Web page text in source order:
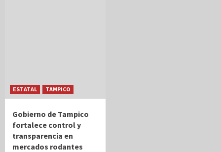
ESTATAL TAMPICO
Gobierno de Tampico
fortalece control y
transparencia en
mercados rodantes